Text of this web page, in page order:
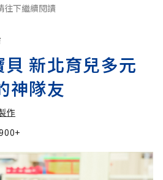
往下繼續閱讀
新北育兒多元
神隊友
作